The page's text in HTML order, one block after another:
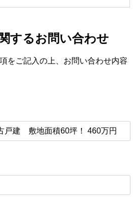
するお問い合わせ
をご記入の上、お問い合わせ内容